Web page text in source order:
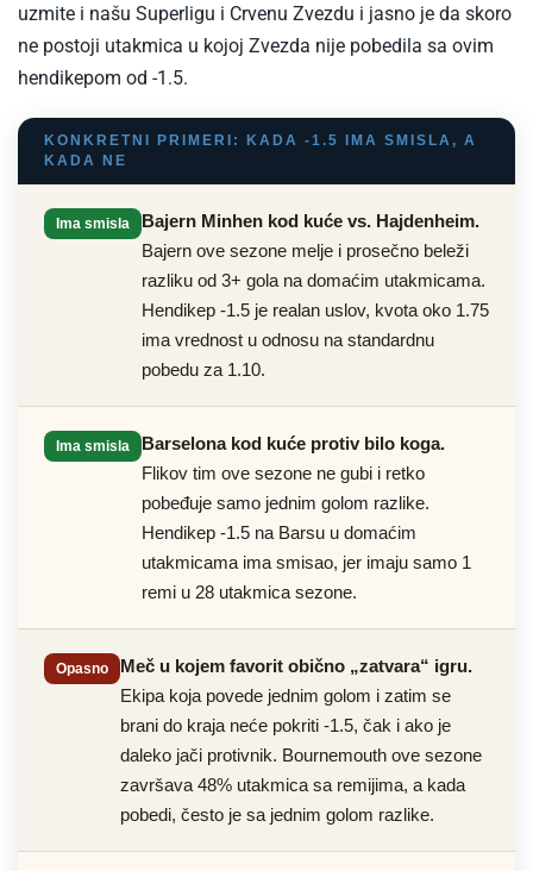
prvo
poluvreme
uzmite i našu Superligu i Crvenu Zvezdu i jasno je da skoro
ne postoji utakmica u kojoj Zvezda nije pobedila sa ovim
hendikepom od -1.5.
KONKRETNI PRIMERI: KADA -1.5 IMA SMISLA, A
KADA NE
Ima smisla
Bajern Minhen kod kuće vs. Hajdenheim.
Bajern ove sezone melje i prosečno beleži
razliku od 3+ gola na domaćim utakmicama.
Hendikep -1.5 je realan uslov, kvota oko 1.75
ima vrednost u odnosu na standardnu
pobedu za 1.10.
Ima smisla
Barselona kod kuće protiv bilo koga.
Flikov tim ove sezone ne gubi i retko
pobeđuje samo jednim golom razlike.
Hendikep -1.5 na Barsu u domaćim
utakmicama ima smisao, jer imaju samo 1
remi u 28 utakmica sezone.
Opasno
Meč u kojem favorit obično „zatvara“ igru.
Ekipa koja povede jednim golom i zatim se
brani do kraja neće pokriti -1.5, čak i ako je
daleko jači protivnik. Bournemouth ove sezone
završava 48% utakmica sa remijima, a kada
pobedi, često je sa jednim golom razlike.